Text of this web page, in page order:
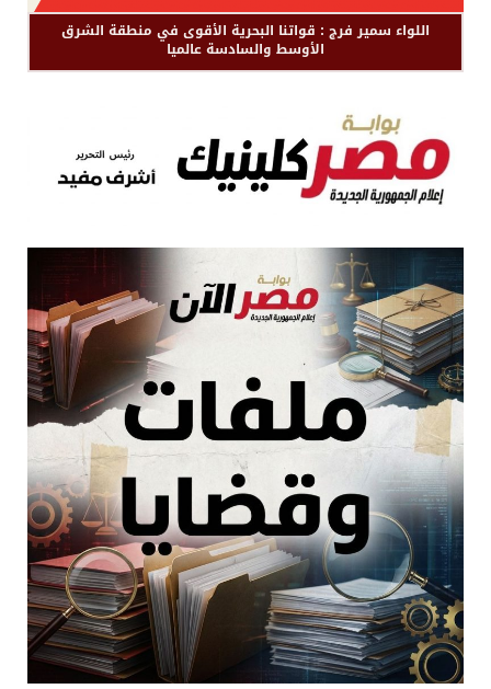
اللواء سمير فرج : قواتنا البحرية الأقوى في منطقة الشرق
الأوسط والسادسة عالميا